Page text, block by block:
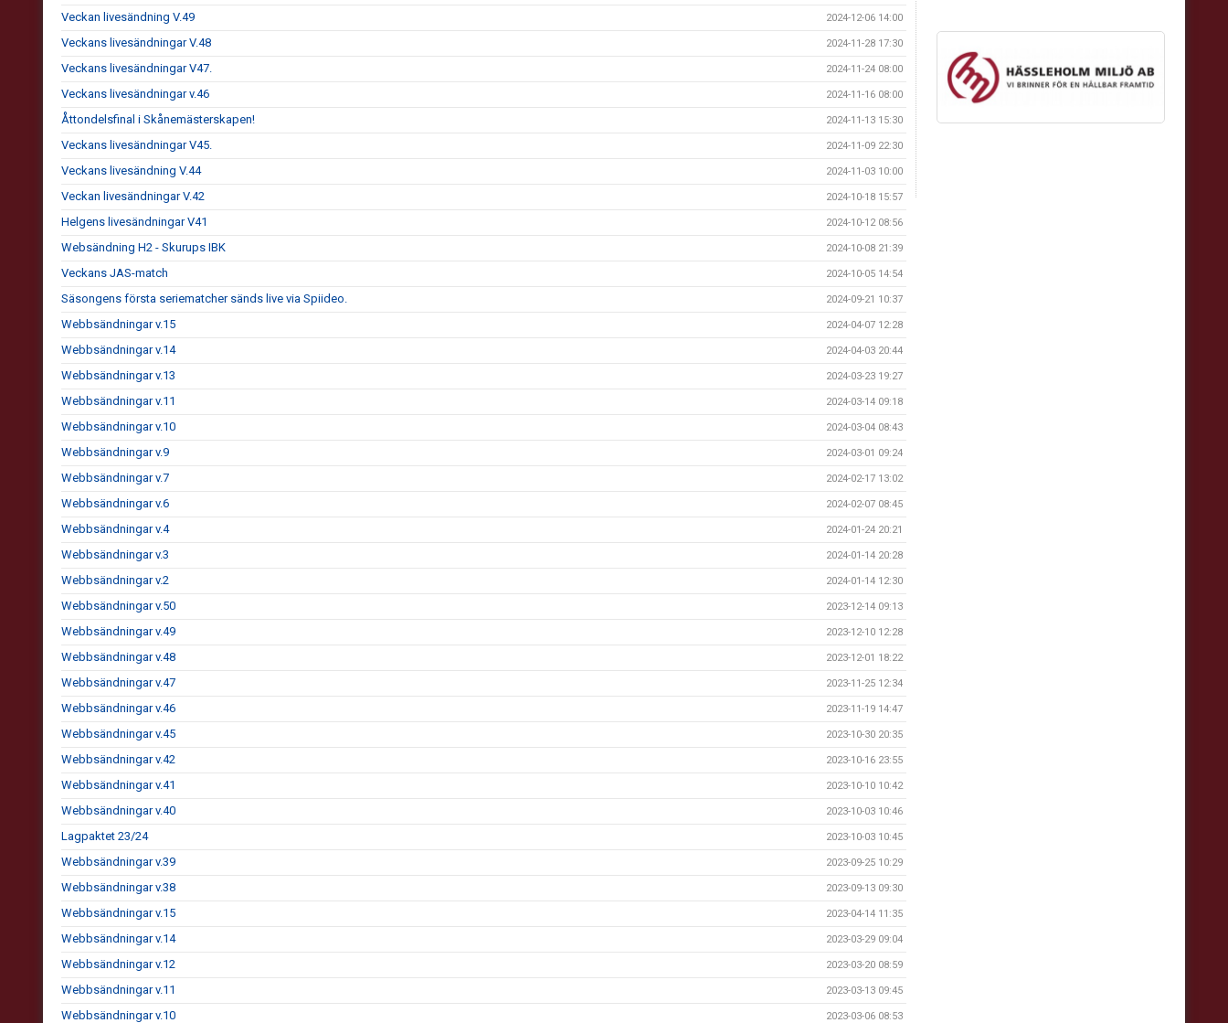
Veckan livesändning V.49 2024-12-06 14:00
Veckans livesändningar V.48 2024-11-28 17:30
Veckans livesändningar V47. 2024-11-24 08:00
Veckans livesändningar v.46 2024-11-16 08:00
Åttondelsfinal i Skånemästerskapen! 2024-11-13 15:30
Veckans livesändningar V45. 2024-11-09 22:30
Veckans livesändning V.44 2024-11-03 10:00
Veckan livesändningar V.42 2024-10-18 15:57
Helgens livesändningar V41 2024-10-12 08:56
Websändning H2 - Skurups IBK 2024-10-08 21:39
Veckans JAS-match 2024-10-05 14:54
Säsongens första seriematcher sänds live via Spiideo. 2024-09-21 10:37
Webbsändningar v.15 2024-04-07 12:28
Webbsändningar v.14 2024-04-03 20:44
Webbsändningar v.13 2024-03-23 19:27
Webbsändningar v.11 2024-03-14 09:18
Webbsändningar v.10 2024-03-04 08:43
Webbsändningar v.9 2024-03-01 09:24
Webbsändningar v.7 2024-02-17 13:02
Webbsändningar v.6 2024-02-07 08:45
Webbsändningar v.4 2024-01-24 20:21
Webbsändningar v.3 2024-01-14 20:28
Webbsändningar v.2 2024-01-14 12:30
Webbsändningar v.50 2023-12-14 09:13
Webbsändningar v.49 2023-12-10 12:28
Webbsändningar v.48 2023-12-01 18:22
Webbsändningar v.47 2023-11-25 12:34
Webbsändningar v.46 2023-11-19 14:47
Webbsändningar v.45 2023-10-30 20:35
Webbsändningar v.42 2023-10-16 23:55
Webbsändningar v.41 2023-10-10 10:42
Webbsändningar v.40 2023-10-03 10:46
Lagpaktet 23/24 2023-10-03 10:45
Webbsändningar v.39 2023-09-25 10:29
Webbsändningar v.38 2023-09-13 09:30
Webbsändningar v.15 2023-04-14 11:35
Webbsändningar v.14 2023-03-29 09:04
Webbsändningar v.12 2023-03-20 08:59
Webbsändningar v.11 2023-03-13 09:45
Webbsändningar v.10 2023-03-06 08:53